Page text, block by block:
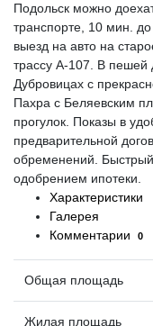
Подольск можно
транспорте, 10 мин.
выезд на авто на
трассу А-107. В пешей
Дубровицах с
Пахра с Беляевским
прогулок. Показы в
предварительной
обременений.
одобрением ипотеки.
Характеристики
Галерея
Комментарии
0
Общая площадь
Жилая площадь